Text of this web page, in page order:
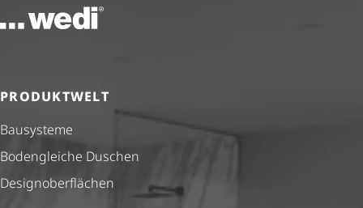
Zur Startseite
PRODUKTWELT
Bausysteme
Bodengleiche Duschen
Design­ober­flä­chen